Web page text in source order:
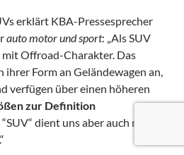
erklärt KBA-Pressesprecher
auto motor und sport: „Als SUV
mit Offroad-Charakter. Das
ihrer Form an Geländewagen an,
verfügen über einen höheren
zur Definition
“SUV“ dient uns aber auch nur zur